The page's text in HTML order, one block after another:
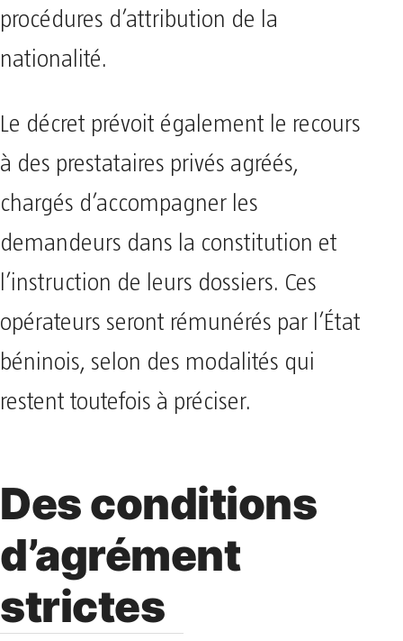
procédures d’attribution de la
nationalité.
Le décret prévoit également le recours
à des prestataires privés agréés,
chargés d’accompagner les
demandeurs dans la constitution et
l’instruction de leurs dossiers. Ces
opérateurs seront rémunérés par l’État
béninois, selon des modalités qui
restent toutefois à préciser.
Des conditions
d’agrément
strictes